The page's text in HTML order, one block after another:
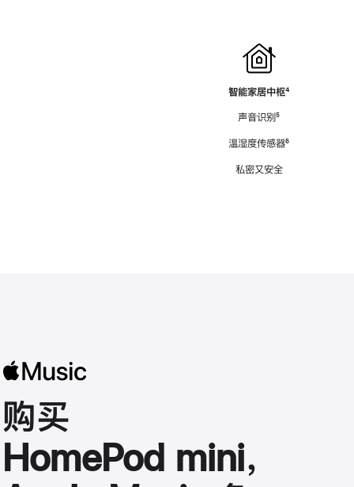
智能家居中枢脚
⁴
声音识别脚
⁵
温湿度传感器脚
⁶
私密又安全
购买
HomePod mini，